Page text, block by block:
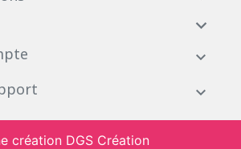

création DGS Création